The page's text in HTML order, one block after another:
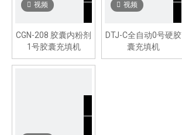
视频
CGN-208 胶囊内粉剂
1号胶囊充填机
视频
DTJ-C全自动0号硬胶
囊充填机